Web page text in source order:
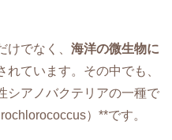
でなく、 海洋の微生物に
れています。その中でも、
シアノバクテリアの一種で
）**です。